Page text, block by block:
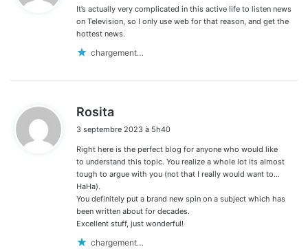
:
It’s actually very complicated in this active life to listen news
on Television, so I only use web for that reason, and get the
hottest news.
chargement…
Rosita
t
:
3 septembre 2023 à 5h40
Right here is the perfect blog for anyone who would like
to understand this topic. You realize a whole lot its almost
tough to argue with you (not that I really would want to…
HaHa).
You definitely put a brand new spin on a subject which has
been written about for decades.
Excellent stuff, just wonderful!
chargement…